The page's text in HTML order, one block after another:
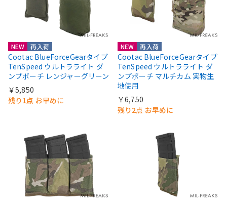
NEW 再入荷
Cootac BlueForceGearタイプ
TenSpeed ウルトラライト ダ
ンプポーチ レンジャーグリーン
￥5,850
残り1点 お早めに
NEW 再入荷
Cootac BlueForceGearタイプ
TenSpeed ウルトラライト ダ
ンプポーチ マルチカム 実物生
地使用
￥6,750
残り2点 お早めに